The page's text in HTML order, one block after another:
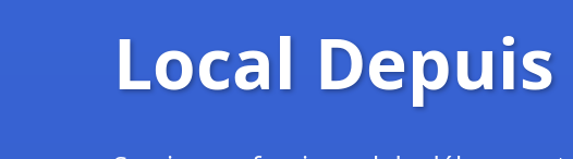
Local Depuis